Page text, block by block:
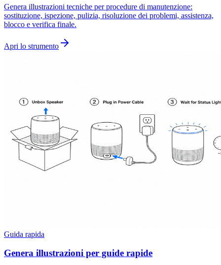
Genera illustrazioni tecniche per procedure di manutenzione:
sostituzione, ispezione, pulizia, risoluzione dei problemi, assistenza,
blocco e verifica finale.
Apri lo strumento
Guida rapida
Genera illustrazioni per guide rapide